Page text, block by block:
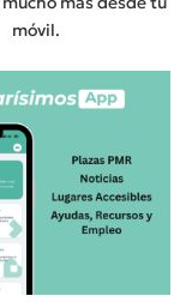
móvil.